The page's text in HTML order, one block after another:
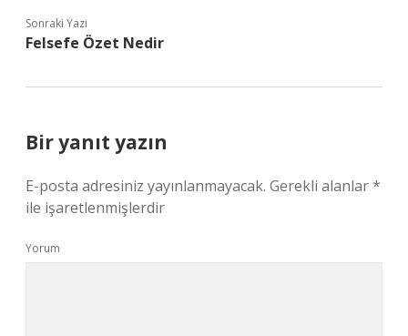
Sonraki Yazı
Felsefe Özet Nedir
Bir yanıt yazın
E-posta adresiniz yayınlanmayacak. Gerekli alanlar*
ile işaretlenmişlerdir
Yorum